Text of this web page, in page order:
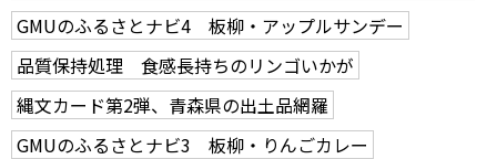
GMUのふるさとナビ4 板柳・アップルサンデー
品質保持処理 食感長持ちのリンゴいかが
縄文カード第2弾、青森県の出土品網羅
GMUのふるさとナビ3 板柳・りんごカレー